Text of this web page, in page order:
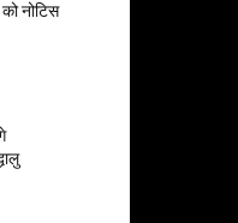
नोटिस